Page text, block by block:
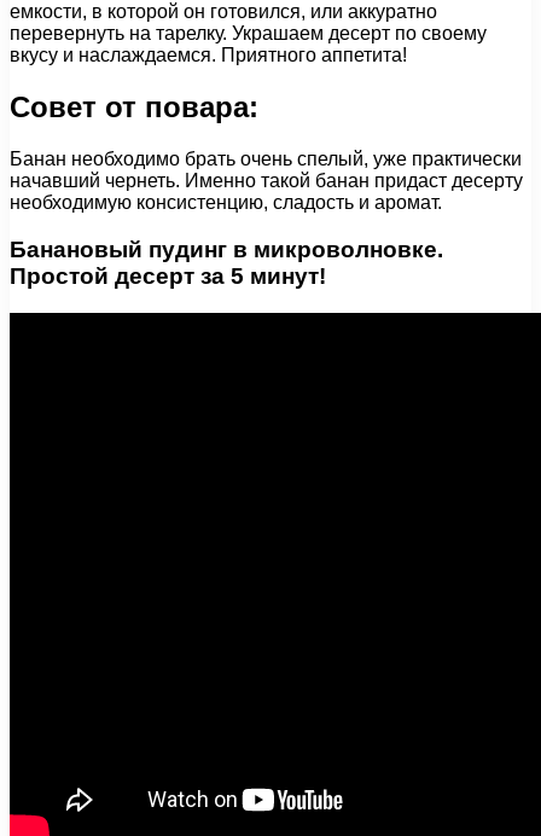
емкости, в которой он готовился, или аккуратно
перевернуть на тарелку. Украшаем десерт по своему
вкусу и наслаждаемся. Приятного аппетита!
Совет от повара:
Банан необходимо брать очень спелый, уже практически
начавший чернеть. Именно такой банан придаст десерту
необходимую консистенцию, сладость и аромат.
Банановый пудинг в микроволновке.
Простой десерт за 5 минут!